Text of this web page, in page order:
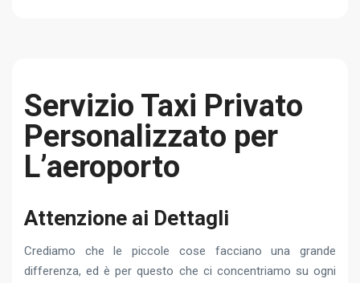
Servizio Taxi Privato
Personalizzato per
L’aeroporto
Attenzione ai Dettagli
Crediamo che le piccole cose facciano una grande
differenza, ed è per questo che ci concentriamo su ogni